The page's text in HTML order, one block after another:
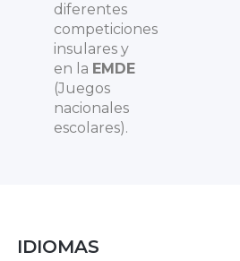
diferentes
competiciones
insulares y
en la EMDE
(Juegos
nacionales
escolares).
IDIOMAS